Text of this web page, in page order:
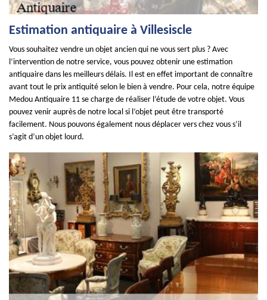
Estimation antiquaire à Villesiscle
Vous souhaitez vendre un objet ancien qui ne vous sert plus ? Avec
l’intervention de notre service, vous pouvez obtenir une estimation
antiquaire dans les meilleurs délais. Il est en effet important de connaître
avant tout le prix antiquité selon le bien à vendre. Pour cela, notre équipe
Medou Antiquaire 11 se charge de réaliser l’étude de votre objet. Vous
pouvez venir auprès de notre local si l’objet peut être transporté
facilement. Nous pouvons également nous déplacer vers chez vous s’il
s’agit d’un objet lourd.